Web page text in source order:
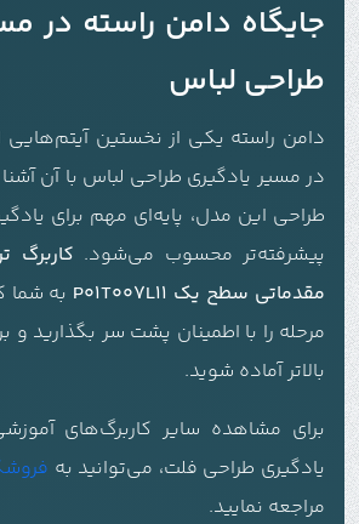
جایگاه دامن راسته در
طراحی لباس
دامن راسته یکی از نخستین
در مسیر یادگیری طراحی لباس با آن
طراحی این مدل، پایه‌ای مهم برای
پیشرفته‌تر محسوب می‌شود. کاربرگ
مقدماتی سطح یک P01T007L11
به شما
مرحله را با اطمینان پشت سر بگذارید
بالاتر آماده شوید.
برای مشاهده سایر کاربرگ‌های
یادگیری طراحی فلت، می‌توانید به
مراجعه نمایید.